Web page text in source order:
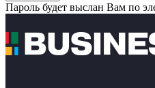
Пароль будет выслан Вам по